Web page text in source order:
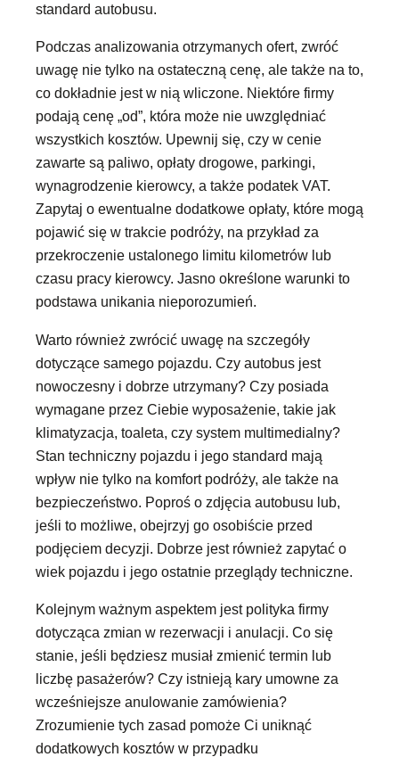
standard autobusu.
Podczas analizowania otrzymanych ofert, zwróć
uwagę nie tylko na ostateczną cenę, ale także na to,
co dokładnie jest w nią wliczone. Niektóre firmy
podają cenę „od”, która może nie uwzględniać
wszystkich kosztów. Upewnij się, czy w cenie
zawarte są paliwo, opłaty drogowe, parkingi,
wynagrodzenie kierowcy, a także podatek VAT.
Zapytaj o ewentualne dodatkowe opłaty, które mogą
pojawić się w trakcie podróży, na przykład za
przekroczenie ustalonego limitu kilometrów lub
czasu pracy kierowcy. Jasno określone warunki to
podstawa unikania nieporozumień.
Warto również zwrócić uwagę na szczegóły
dotyczące samego pojazdu. Czy autobus jest
nowoczesny i dobrze utrzymany? Czy posiada
wymagane przez Ciebie wyposażenie, takie jak
klimatyzacja, toaleta, czy system multimedialny?
Stan techniczny pojazdu i jego standard mają
wpływ nie tylko na komfort podróży, ale także na
bezpieczeństwo. Poproś o zdjęcia autobusu lub,
jeśli to możliwe, obejrzyj go osobiście przed
podjęciem decyzji. Dobrze jest również zapytać o
wiek pojazdu i jego ostatnie przeglądy techniczne.
Kolejnym ważnym aspektem jest polityka firmy
dotycząca zmian w rezerwacji i anulacji. Co się
stanie, jeśli będziesz musiał zmienić termin lub
liczbę pasażerów? Czy istnieją kary umowne za
wcześniejsze anulowanie zamówienia?
Zrozumienie tych zasad pomoże Ci uniknąć
dodatkowych kosztów w przypadku